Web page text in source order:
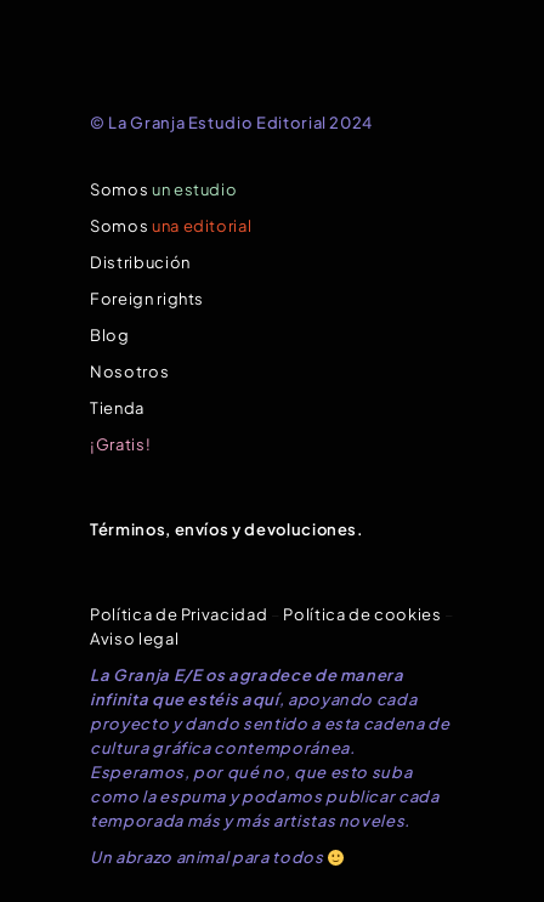
© La Granja Estudio Editorial 2024
Somos un estudio
Somos una editorial
Distribución
Foreign rights
Blog
Nosotros
Tienda
¡Gratis!
Términos, envíos y devoluciones.
Política de Privacidad Política de cookies
Aviso legal
La Granja E/E os agradece de manera
infinita que estéis aquí, apoyando cada
proyecto y dando sentido a esta cadena de
cultura gráfica contemporánea.
Esperamos, por qué no, que esto suba
como la espuma y podamos publicar cada
temporada más y más artistas noveles.
Un abrazo animal para todos